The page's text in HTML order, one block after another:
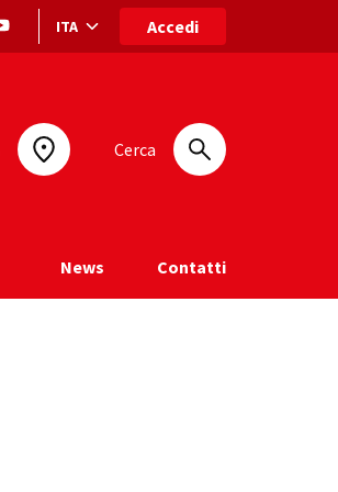
Selezione lingua: lingua selezionata
ITA Accedi
Cerca
News Contatti